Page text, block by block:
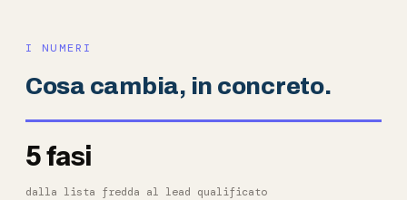
I NUMERI
Cosa cambia, in concreto.
5 fasi
dalla lista fredda al lead qualificato